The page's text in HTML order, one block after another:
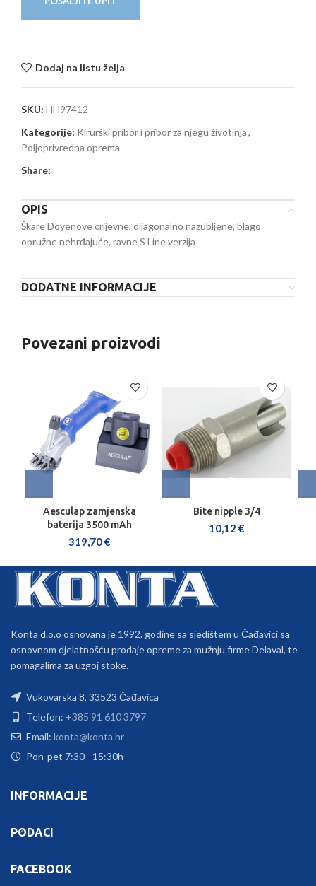
Dodaj na listu želja
SKU: HH97412
Kategorije: Kirurški pribor i pribor za njegu životinja,
Poljoprivredna oprema
Share:
OPIS
Škare Doyenove crijevne, dijagonalno nazubljene, blago
opružne nehrđajuće, ravne S Line verzija
DODATNE INFORMACIJE
Povezani proizvodi
Aesculap zamjenska
baterija 3500 mAh
319,70€
Bite nipple 3/4
10,12 €
Konta d.o.o osnovana je 1992. godine sa sjedištem u Čađavici sa
osnovnom djelatnošću prodaje opreme za mužnju firme Delaval, te
pomagalima za uzgoj stoke.
Vukovarska 8, 33523 Čađavica
Telefon: +385 91 610 3797
Email: konta@konta.hr
Pon-pet 7:30 - 15:30h
INFORMACIJE
PODACI
FACEBOOK